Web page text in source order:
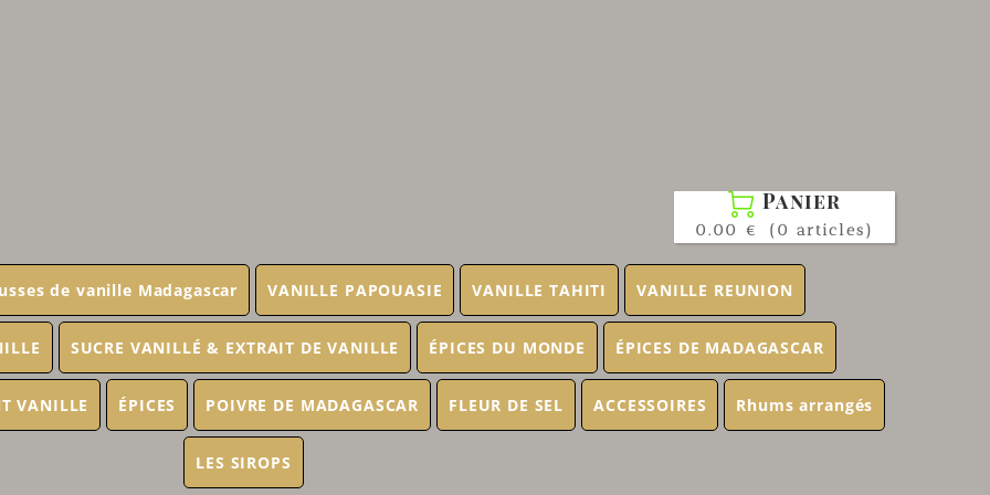
 Panier
0.00 € (0 articles)
de vanille Madagascar VANILLE PAPOUASIE VANILLE TAHITI VANILLE REUNION
SUCRE VANILLÉ & EXTRAIT DE VANILLE ÉPICES DU MONDE ÉPICES DE MADAGASCAR
VANILLE ÉPICES POIVRE DE MADAGASCAR FLEUR DE SEL ACCESSOIRES Rhums arrangés
LES SIROPS